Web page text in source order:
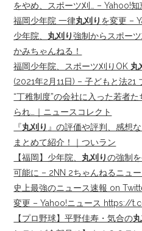
をやめ、スポーツ刈… – Yahoo!知
福岡少年院 一律丸刈り を変更 –
少年院、 丸刈り強制からスポー
かみちゃんねる！
福岡少年院、スポーツ刈りOK 丸
(2021年2月11日) – 子どもと法21
“丁稚制度”の会社に入った若者た
られ…｜ニュースコレクト
『丸刈り 』の評価や評判、感想
まとめて紹介！｜ついラン
【福岡】少年院、 丸刈りの強制
可能に – 2NN 2ちゃんねるニュー
史上最強のニュース速報 on
変更 – Yahoo!ニュース https://
【プロ野球】平野佳寿・気合の